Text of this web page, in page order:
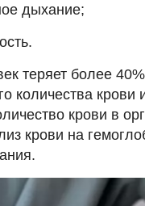
дыхание;
теряет более
количества крови
крови в
крови на